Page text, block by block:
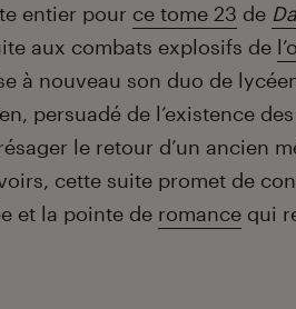
entier pour ce tome 23 de
aux combats explosifs de
à nouveau son duo de
persuadé de l’existence
le retour d’un ancien
cette suite promet de
et la pointe de romance qui